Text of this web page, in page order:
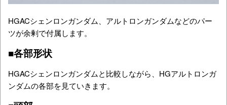
HGACシェンロンガンダム、アルトロンガンダムなどのパー
ツが余剰で付属します。
■各部形状
HGACシェンロンガンダムと比較しながら、HGアルトロンガ
ンダムの各部を見ていきます。